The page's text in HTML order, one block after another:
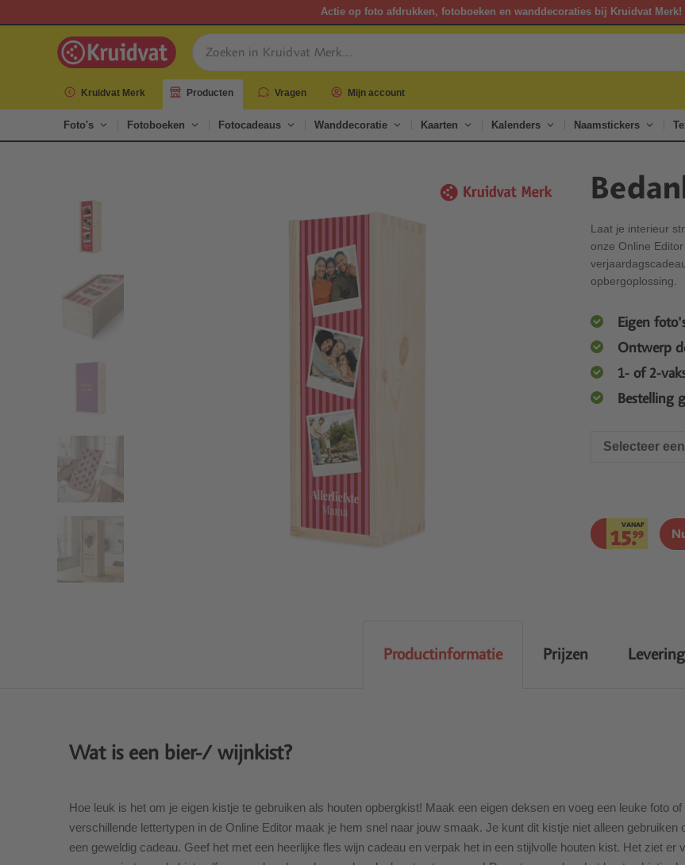
Actie op foto afdrukken, fotoboeken en wanddecoraties bij Kruidvat Merk!
Kruidvat Merk Producten Vragen Mijn account
Foto's Fotoboeken Fotocadeaus Wanddecoratie Kaarten Kalenders Naamstickers
Laat je interieur
onze Online
opbergoplossing.
Eigen
Ontwerp
1- of 2-
Bestelling
Selecteer
VANAF
15.99
Productinformatie Prijzen Levering
Wat is een bier-/ wijnkist?
Hoe leuk is het om je eigen kistje te gebruiken als houten opbergkist! Maak een eigen deksen en voeg een leuke foto
verschillende lettertypen in de Online Editor maak je hem snel naar jouw smaak. Je kunt dit kistje niet alleen
een geweldig cadeau. Geef het met een heerlijke fles wijn cadeau en verpak het in een stijlvolle houten kist. Het ziet er